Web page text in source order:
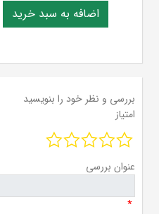
بررسی و نظر خود را بنویسید
امتیاز
عنوان بررسی
*